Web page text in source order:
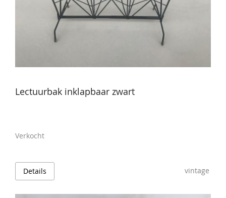
Lectuurbak inklapbaar zwart
Verkocht
Details vintage